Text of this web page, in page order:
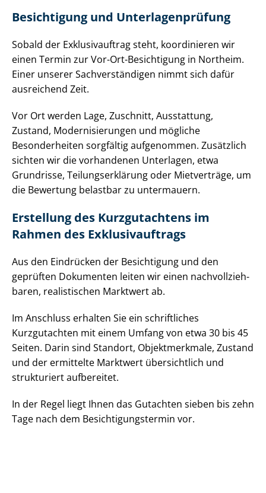
Besichtigung und Un­ter­la­gen­prü­fung
Sobald der Exklusivauftrag steht, koordinieren wir
einen Termin zur Vor-Ort-Besichtigung in Northeim.
Einer unserer Sach­ver­stän­di­gen nimmt sich dafür
ausreichend Zeit.
Vor Ort werden Lage, Zuschnitt, Ausstattung,
Zustand, Mo­der­ni­sie­run­gen und mögliche
Besonderheiten sorgfältig aufgenommen. Zusätzlich
sichten wir die vorhandenen Unterlagen, etwa
Grundrisse, Tei­lungs­er­klä­rung oder Mietverträge, um
die Bewertung belastbar zu untermauern.
Erstellung des Kurzgutachtens im
Rahmen des Ex­klu­siv­auf­trags
Aus den Eindrücken der Besichtigung und den
geprüften Dokumenten leiten wir einen nach­voll­zieh­
ba­ren, realistischen Marktwert ab.
Im Anschluss erhalten Sie ein schriftliches
Kurzgutachten mit einem Umfang von etwa 30 bis 45
Seiten. Darin sind Standort, Objektmerkmale, Zustand
und der ermittelte Marktwert übersichtlich und
strukturiert aufbereitet.
In der Regel liegt Ihnen das Gutachten sieben bis zehn
Tage nach dem Be­sich­ti­gungs­ter­min vor.